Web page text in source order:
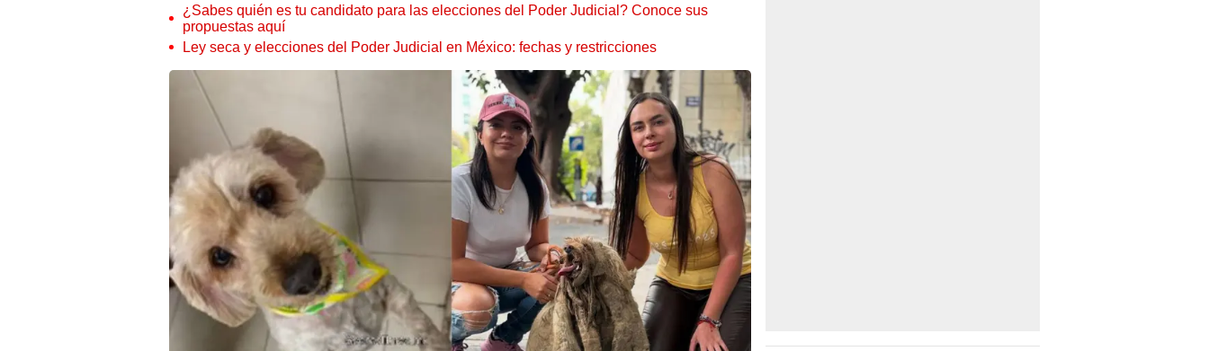
¿Sabes quién es tu candidato para las elecciones del Poder Judicial? Conoce sus
propuestas aquí
Ley seca y elecciones del Poder Judicial en México: fechas y restricciones